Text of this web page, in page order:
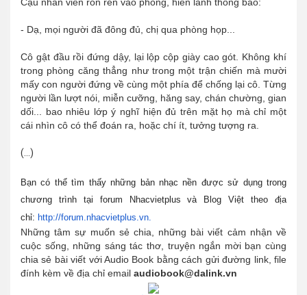
Cậu nhân viên rón rén vào phòng, hiền lành thông báo:
- Dạ, mọi người đã đông đủ, chị qua phòng họp...
Cô gật đầu rồi đứng dậy, lại lộp cộp giày cao gót. Không khí
trong phòng căng thẳng như trong một trận chiến mà mười
mấy con người đứng về cùng một phía để chống lại cô. Từng
người lần lượt nói, miễn cưỡng, hăng say, chán chường, gian
dối... bao nhiêu lớp ý nghĩ hiện đủ trên mặt họ mà chỉ một
cái nhìn cô có thể đoán ra, hoặc chí ít, tưởng tượng ra.
(...)
Bạn có thể tìm thấy những bản nhạc nền được sử dụng trong
chương trình tại forum Nhacvietplus và Blog Việt theo địa
chỉ: http://forum.nhacvietplus.vn.
Những tâm sự muốn sẻ chia, những bài viết cảm nhận về
cuộc sống, những sáng tác thơ, truyện ngắn mời bạn cùng
chia sẻ bài viết với Audio Book bằng cách gửi đường link, file
đính kèm về địa chỉ email audiobook@dalink.vn